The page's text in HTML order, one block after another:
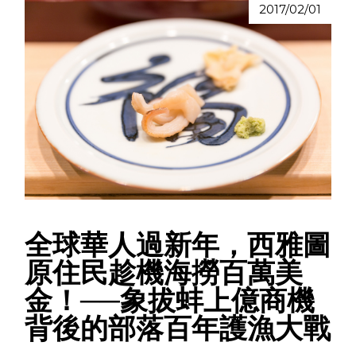
2017/02/01
全球華人過新年，西雅圖
原住民趁機海撈百萬美
金！──象拔蚌上億商機
背後的部落百年護漁大戰